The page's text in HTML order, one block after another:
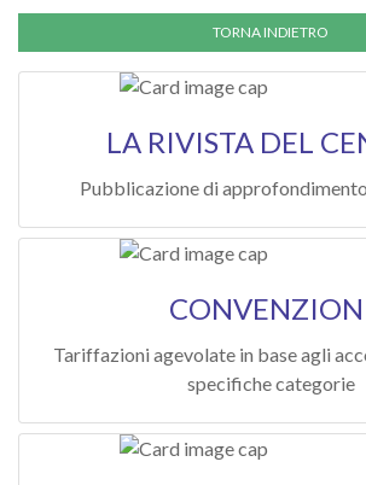
LA RIVISTA DEL
Pubblicazione di
Tariffazioni agevolate in base agli
specifiche categorie